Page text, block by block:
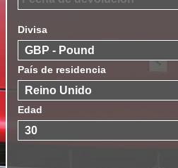
Divisa
País de residencia
Edad